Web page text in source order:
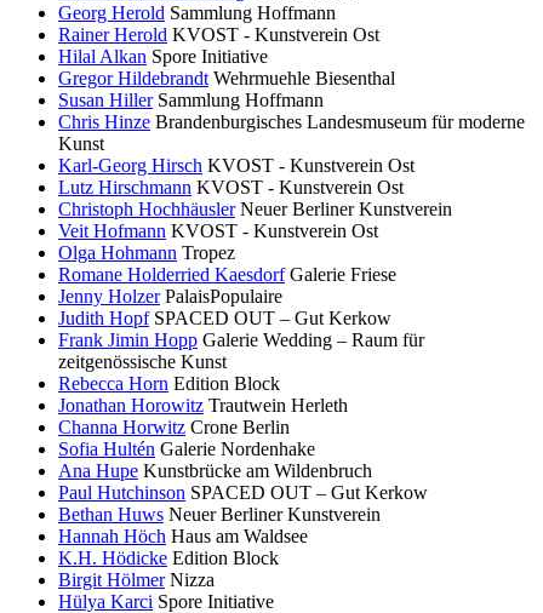
Georg Herold Sammlung Hoffmann
Rainer Herold KVOST - Kunstverein Ost
Hilal Alkan Spore Initiative
Gregor Hildebrandt Wehrmuehle Biesenthal
Susan Hiller Sammlung Hoffmann
Chris Hinze Brandenburgisches Landesmuseum für moderne
Kunst
Karl-Georg Hirsch KVOST - Kunstverein Ost
Lutz Hirschmann KVOST - Kunstverein Ost
Christoph Hochhäusler Neuer Berliner Kunstverein
Veit Hofmann KVOST - Kunstverein Ost
Olga Hohmann Tropez
Romane Holderried Kaesdorf Galerie Friese
Jenny Holzer PalaisPopulaire
Judith Hopf SPACED OUT – Gut Kerkow
Frank Jimin Hopp Galerie Wedding – Raum für
zeitgenössische Kunst
Rebecca Horn Edition Block
Jonathan Horowitz Trautwein Herleth
Channa Horwitz Crone Berlin
Sofia Hultén Galerie Nordenhake
Ana Hupe Kunstbrücke am Wildenbruch
Paul Hutchinson SPACED OUT – Gut Kerkow
Bethan Huws Neuer Berliner Kunstverein
Hannah Höch Haus am Waldsee
K.H. Hödicke Edition Block
Birgit Hölmer Nizza
Hülya Karci Spore Initiative